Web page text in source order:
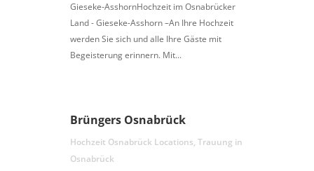
Gieseke-AsshornHochzeit im Osnabrücker
Land - Gieseke-Asshorn –An Ihre Hochzeit
werden Sie sich und alle Ihre Gäste mit
Begeisterung erinnern. Mit...
Brüngers Osnabrück
Hochzeit Osnabrück Locations, Trauung in
Osnabrück